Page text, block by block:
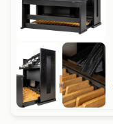
Thuisbezorgd